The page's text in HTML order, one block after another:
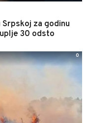
za godinu
30 odsto
0